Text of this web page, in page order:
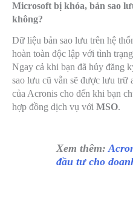
Microsoft bị khóa, bản sao
không?
Dữ liệu bản sao lưu trên hệ
hoàn toàn độc lập với tình
Ngay cả khi bạn đã hủy đăng
sao lưu cũ vẫn sẽ được lưu trữ
của Acronis cho đến khi bạn
hợp đồng dịch vụ với MSO.
Xem thêm:
đầu tư cho